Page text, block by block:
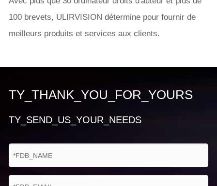
100 brevets, ULIRVISION détermine pour fournir de
meilleurs produits et services aux clients.
TY_THANK_YOU_FOR_YOURS
TY_SEND_US_YOUR_NEEDS